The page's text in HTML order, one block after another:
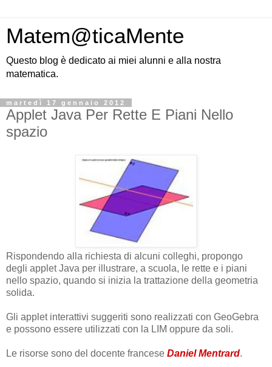
Matem@ticaMente
Questo blog è dedicato ai miei alunni e alla nostra
matematica.
martedì 17 gennaio 2012
Applet Java Per Rette E Piani Nello
spazio
Rispondendo alla richiesta di alcuni colleghi, propongo
degli applet Java per illustrare, a scuola, le rette e i piani
nello spazio, quando si inizia la trattazione della geometria
solida.
Gli applet interattivi suggeriti sono realizzati con GeoGebra
e possono essere utilizzati con la LIM oppure da soli.
Le risorse sono del docente francese Daniel Mentrard.